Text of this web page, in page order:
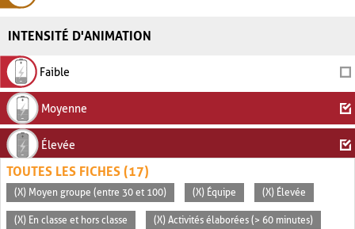
INTENSITÉ D'ANIMATION
Faible
Moyenne
Élevée
TOUTES LES FICHES (17)
(X) Moyen groupe (entre 30 et 100) (X) Équipe (X) Élevée
(X) En classe et hors classe (X) Activités élaborées (> 60 minutes)